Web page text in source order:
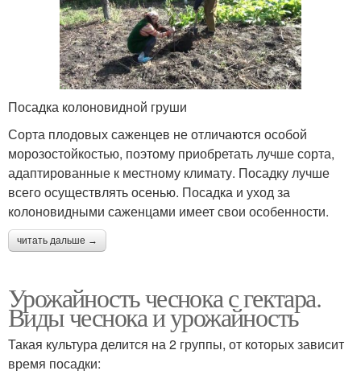
Посадка колоновидной груши
Сорта плодовых саженцев не отличаются особой
морозостойкостью, поэтому приобретать лучше сорта,
адаптированные к местному климату. Посадку лучше
всего осуществлять осенью. Посадка и уход за
колоновидными саженцами имеет свои особенности.
читать дальше →
Урожайность чеснока с гектара.
Виды чеснока и урожайность
Такая культура делится на 2 группы, от которых зависит
время посадки: